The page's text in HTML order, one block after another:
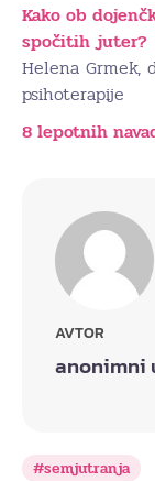
Kako ob
spočitih juter?
Helena Grmek,
psihoterapije
8 lepotnih
AVTOR
anonimni
#semjutranja